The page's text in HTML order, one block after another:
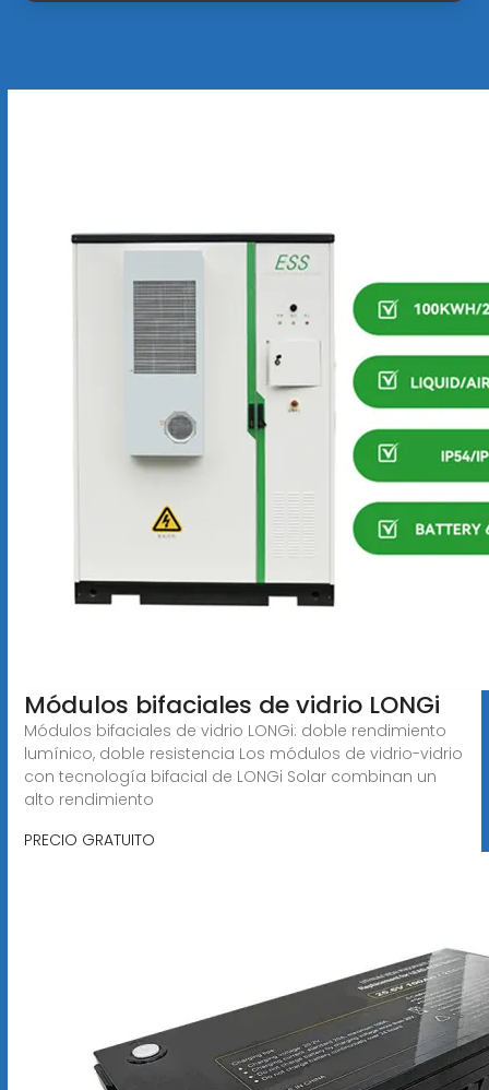
Módulos bifaciales de vidrio LONGi
Módulos bifaciales de vidrio LONGi: doble rendimiento
lumínico, doble resistencia Los módulos de vidrio-vidrio
con tecnología bifacial de LONGi Solar combinan un
alto rendimiento
PRECIO GRATUITO